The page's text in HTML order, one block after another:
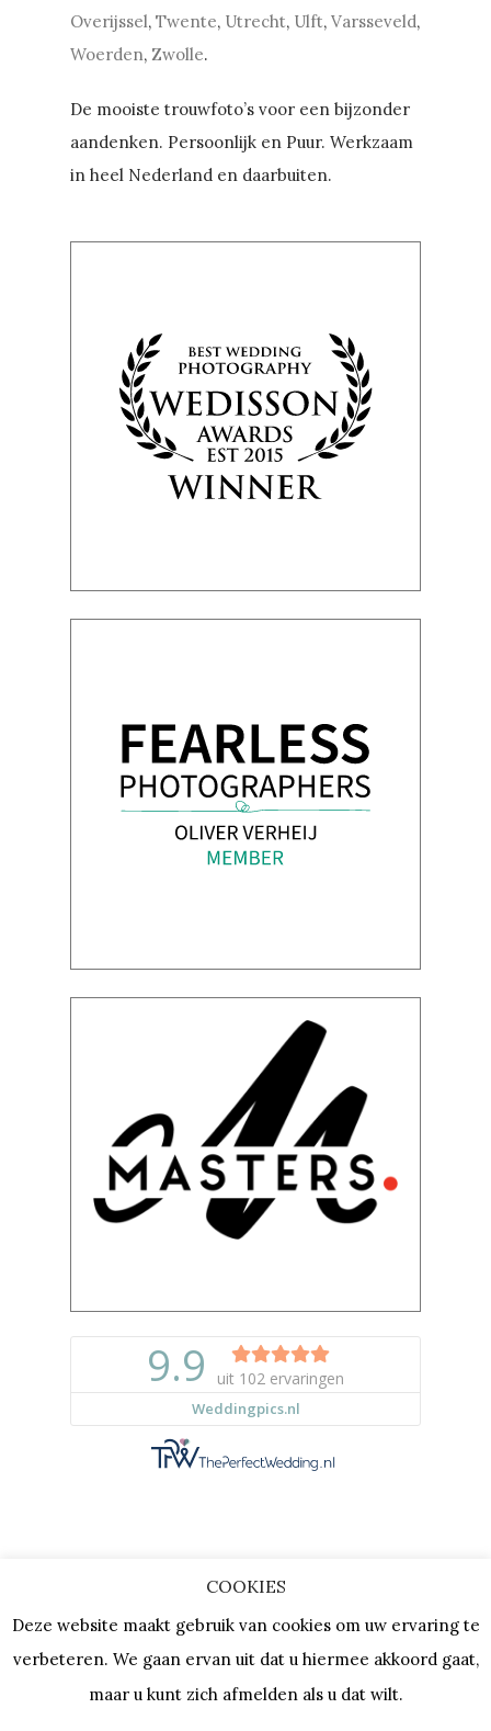
Overijssel,Twente, Utrecht, Ulft,Varsseveld,
Woerden, Zwolle.
De mooiste trouwfoto’s voor een bijzonder
aandenken. Persoonlijk en Puur. Werkzaam
in heel Nederland en daarbuiten.
| KVK: 64667154 |Vacatures
COOKIES
Deze website maakt gebruik van cookies om uw ervaring te
verbeteren. We gaan ervan uit dat u hiermee akkoord gaat,
maar u kunt zich afmelden als u dat wilt.